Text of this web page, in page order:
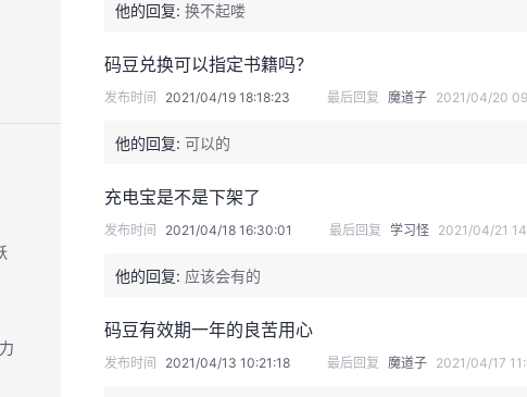
他的回复: 换不起喽
码豆兑换可以指定书籍吗？
发布时间 2021/04/19 18:18:23 最后回复 魔道子 2021/04/20
他的回复: 可以的
充电宝是不是下架了
发布时间 2021/04/18 16:30:01 最后回复 学习怪 2021/04/21
他的回复: 应该会有的
码豆有效期一年的良苦用心
发布时间 2021/04/13 10:21:18 最后回复 魔道子 2021/04/17